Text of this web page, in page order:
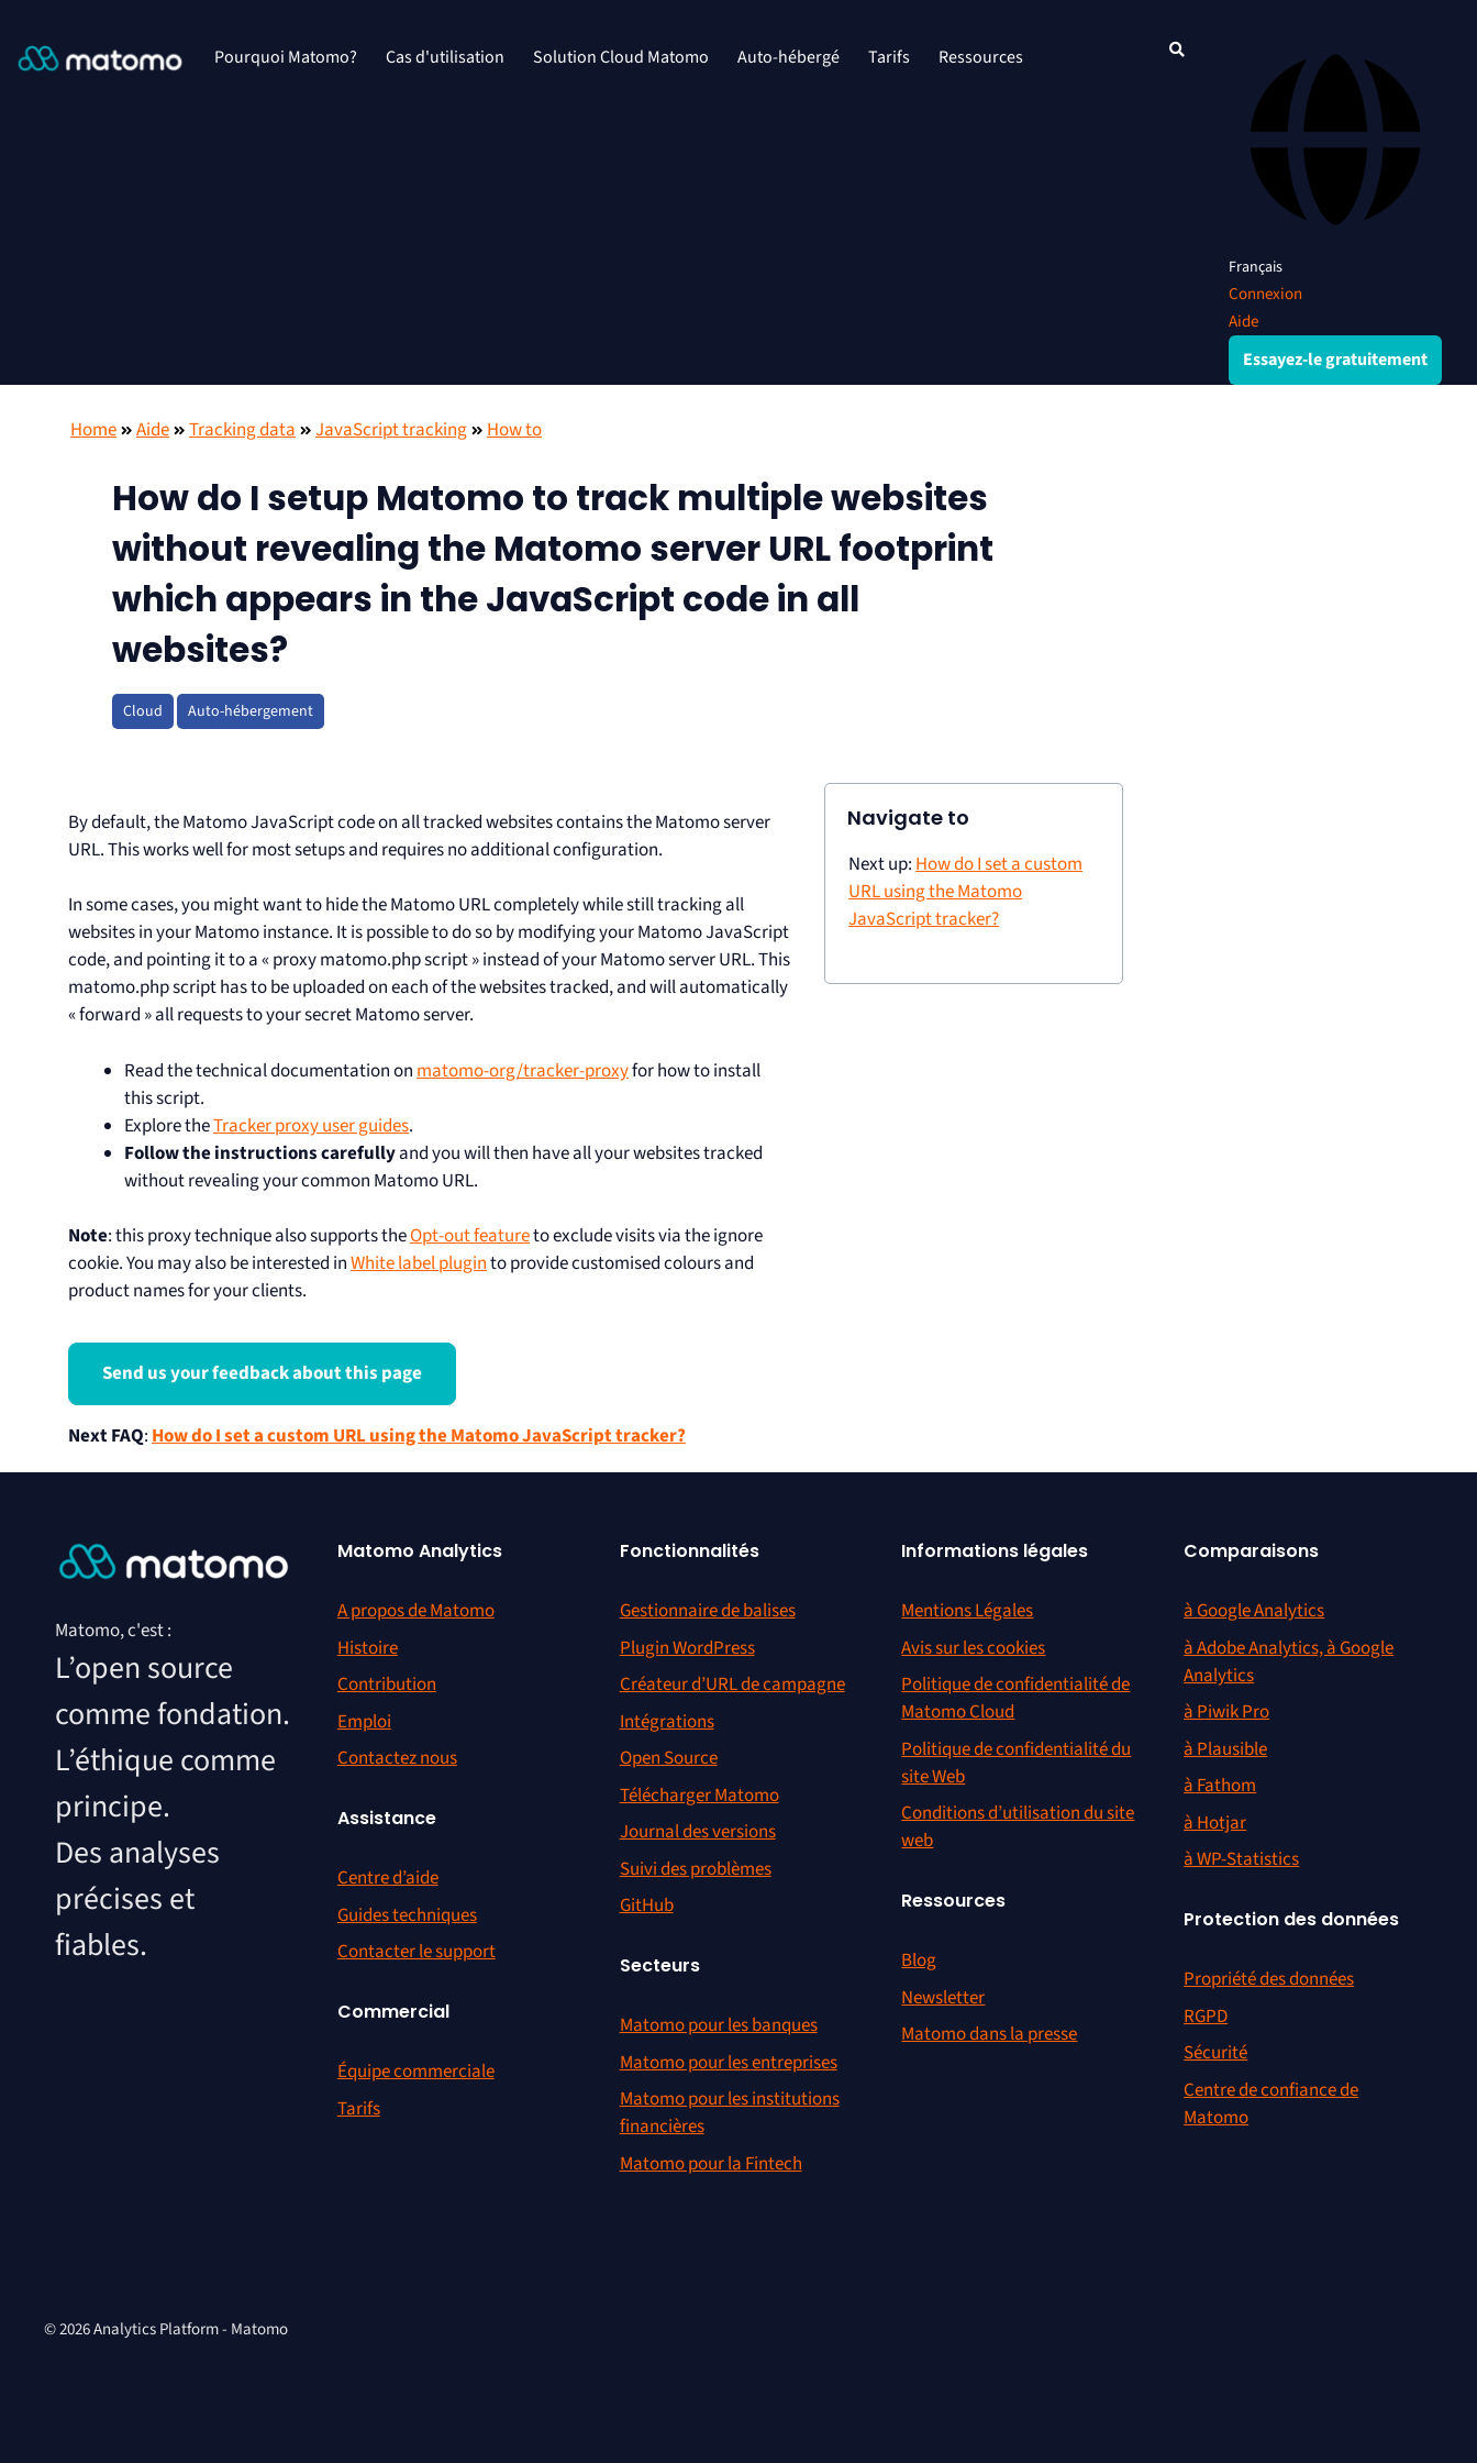
Pourquoi Matomo? Cas d'utilisation Solution Cloud Matomo Auto-hébergé Tarifs Ressources
Français
Connexion
Aide
Essayez-le gratuitement
Home Aide Tracking data JavaScript tracking How to
How do I setup Matomo to track multiple websites
without revealing the Matomo server URL footprint
which appears in the JavaScript code in all
websites?
Cloud Auto-hébergement
By default, the Matomo JavaScript code on all tracked websites contains the Matomo server
URL. This works well for most setups and requires no additional configuration.
In some cases, you might want to hide the Matomo URL completely while still tracking all
websites in your Matomo instance. It is possible to do so by modifying your Matomo JavaScript
code, and pointing it to a « proxy matomo.php script » instead of your Matomo server URL. This
matomo.php script has to be uploaded on each of the websites tracked, and will automatically
« forward » all requests to your secret Matomo server.
Read the technical documentation on matomo-org/tracker-proxyfor how to install
this script.
Explore theTracker proxy user guides.
Follow the instructions carefullyand you will then have all your websites tracked
without revealing your common Matomo URL.
Note: this proxy technique also supports theOpt-out featureto exclude visits via the ignore
cookie. You may also be interested inWhite label pluginto provide customised colours and
product names for your clients.
Send us your feedback about this page
Next FAQ:How do I set a custom URL using the Matomo JavaScript tracker?
Navigate to
Next up: How do I set a custom
URL using the Matomo
JavaScript tracker?
Matomo, c'est :
L’open source
comme fondation.
L’éthique comme
principe.
Des analyses
précises et
fiables.
Matomo Analytics
A propos de Matomo
Histoire
Contribution
Emploi
Contactez nous
Assistance
Centre d’aide
Guides techniques
Contacter le support
Commercial
Équipe commerciale
Tarifs
Fonctionnalités
Gestionnaire de balises
Plugin WordPress
Créateur d’URL de campagne
Intégrations
Open Source
Télécharger Matomo
Journal des versions
Suivi des problèmes
GitHub
Secteurs
Matomo pour les banques
Matomo pour les entreprises
Matomo pour les institutions
financières
Matomo pour la Fintech
Informations légales
Mentions Légales
Avis sur les cookies
Politique de confidentialité de
Matomo Cloud
Politique de confidentialité du
site Web
Conditions d’utilisation du site
web
Ressources
Blog
Newsletter
Matomo dans la presse
Comparaisons
à Google Analytics
à Adobe Analytics, à Google
Analytics
à Piwik Pro
à Plausible
à Fathom
à Hotjar
à WP-Statistics
Protection des données
Propriété des données
RGPD
Sécurité
Centre de confiance de
Matomo
© 2026 Analytics Platform - Matomo